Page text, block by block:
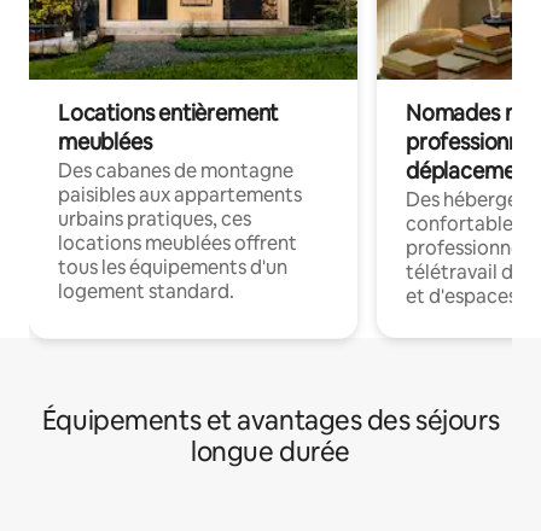
Locations entièrement
meublées
Des cabanes de montagne
paisibles aux appartements
urbains pratiques, ces
locations meublées offrent
tous les équipements d'un
logement standard.
Nomades
déplacement
Des
confortables
professionnels
télétravail
et d'espaces
Équipements et avantages des séjours
longue durée